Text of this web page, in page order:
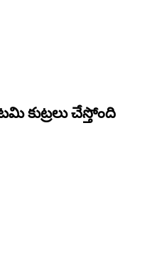
కుట్రలు చేస్తోంది